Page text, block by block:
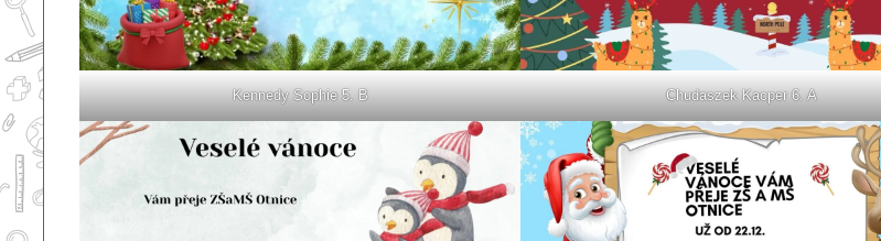
Kennedy Sophie 5. B Chudaszek Kacper 6. A